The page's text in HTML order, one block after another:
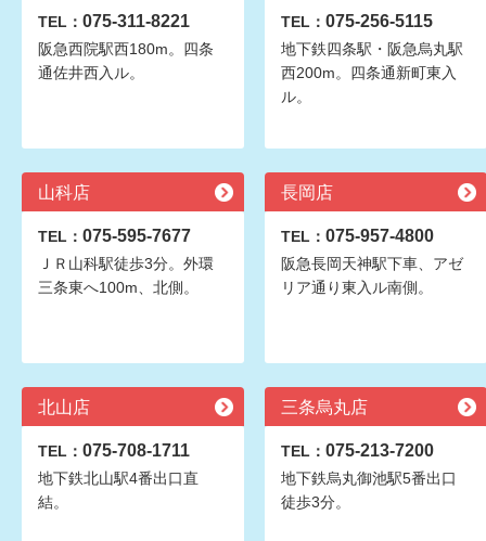
TEL： 075-311-8221
阪急西院駅西180m。四条
通佐井西入ル。
TEL： 075-256-5115
地下鉄四条駅・阪急烏丸駅
西200m。四条通新町東入
ル。
山科店
TEL： 075-595-7677
ＪＲ山科駅徒歩3分。外環
三条東へ100m、北側。
長岡店
TEL： 075-957-4800
阪急長岡天神駅下車、アゼ
リア通り東入ル南側。
北山店
TEL： 075-708-1711
地下鉄北山駅4番出口直
結。
三条烏丸店
TEL： 075-213-7200
地下鉄烏丸御池駅5番出口
徒歩3分。